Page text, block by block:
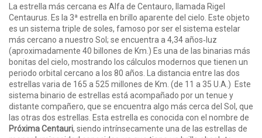
La estrella más cercana es Alfa de Centauro, llamada Rigel
Centaurus. Es la 3ª estrella en brillo aparente del cielo. Este objeto
es un sistema triple de soles, famoso por ser el sistema estelar
más cercano a nuestro Sol; se encuentra a 4,34 años‑luz
(aproximadamente 40 billones de Km.) Es una de las binarias más
bonitas del cielo, mostrando los cálculos modernos que tienen un
periodo orbital cercano a los 80 años. La distancia entre las dos
estrellas varia de 165 a 525 millones de Km. (de 11 a 35 U.A.) Este
sistema binario de estrellas está acompañado por un tenue y
distante compañero, que se encuentra algo más cerca del Sol, que
las otras dos estrellas. Esta estrella es conocida con el nombre de
Próxima Centauri, siendo intrínsecamente una de las estrellas de